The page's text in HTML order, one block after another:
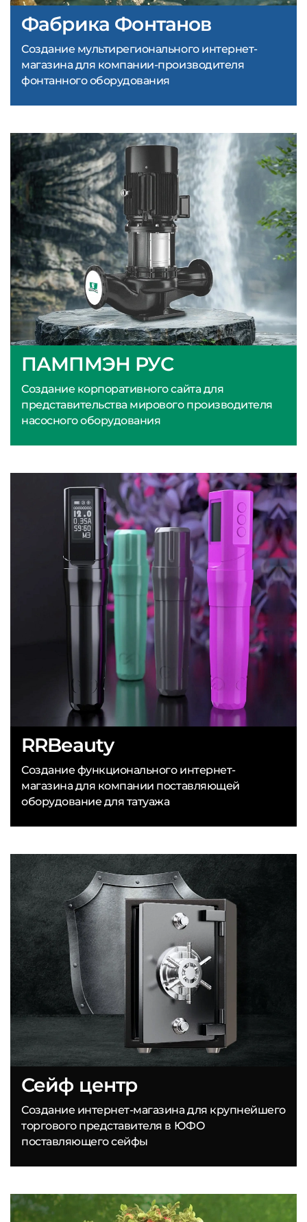
Фабрика Фонтанов
Создание мультирегионального интернет-
магазина для компании-производителя
фонтанного оборудования
RRBeauty
Создание функционального интернет-
магазина для компании поставляющей
оборудование для татуажа
ПАМПМЭН РУС
Создание корпоративного сайта для
представительства мирового производителя
насосного оборудования
Сейф центр
Создание интернет-магазина для крупнейшего
торгового представителя в ЮФО
поставляющего сейфы